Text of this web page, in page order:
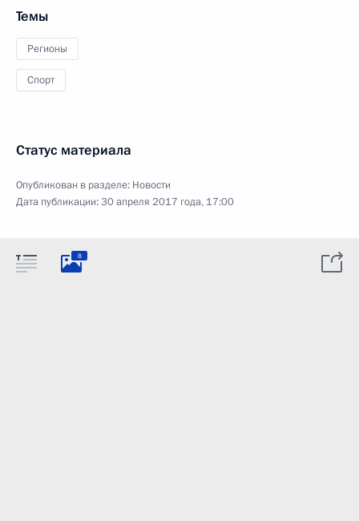
Темы
Регионы
Спорт
Статус материала
Опубликован в разделе: Новости
Дата публикации:30 апреля 2017 года, 17:00
8